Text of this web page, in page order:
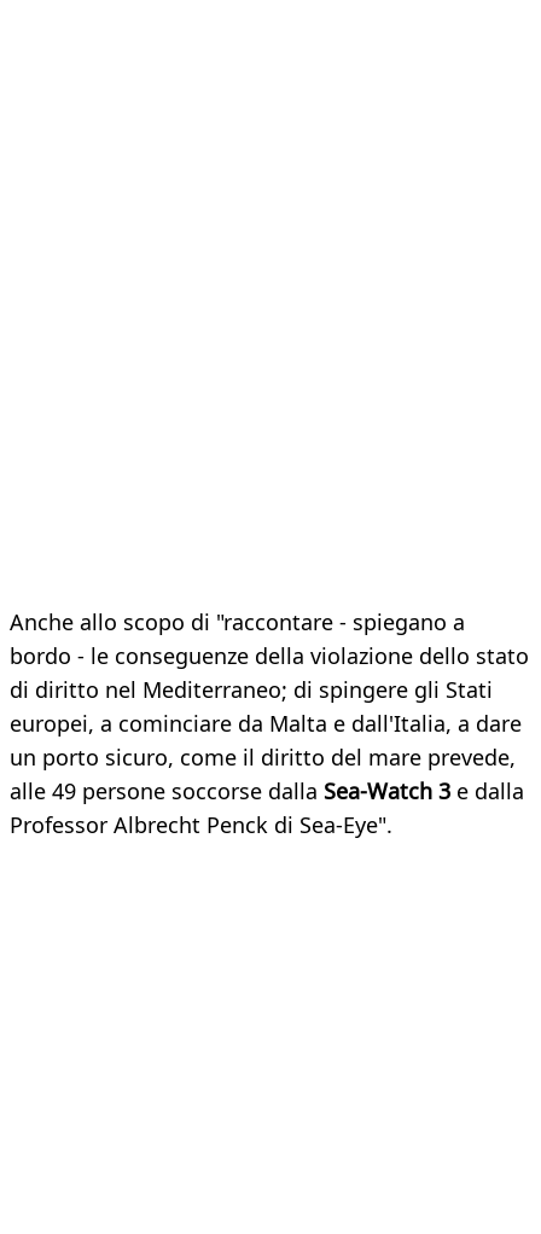
Anche allo scopo di "raccontare - spiegano a
bordo - le conseguenze della violazione dello stato
di diritto nel Mediterraneo; di spingere gli Stati
europei, a cominciare da Malta e dall'Italia, a dare
un porto sicuro, come il diritto del mare prevede,
alle 49 persone soccorse dalla Sea-Watch 3 e dalla
Professor Albrecht Penck di Sea-Eye".